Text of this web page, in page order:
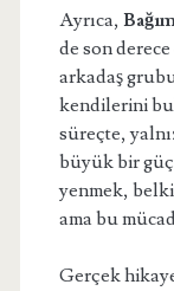
Ayrıca,
de son
arkadaş
kendilerini
süreçte,
büyük bir güç
yenmek,
ama bu
Gerçek